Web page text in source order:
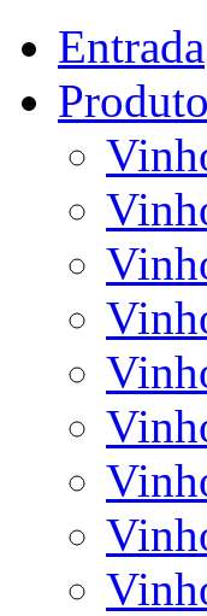
Entrada